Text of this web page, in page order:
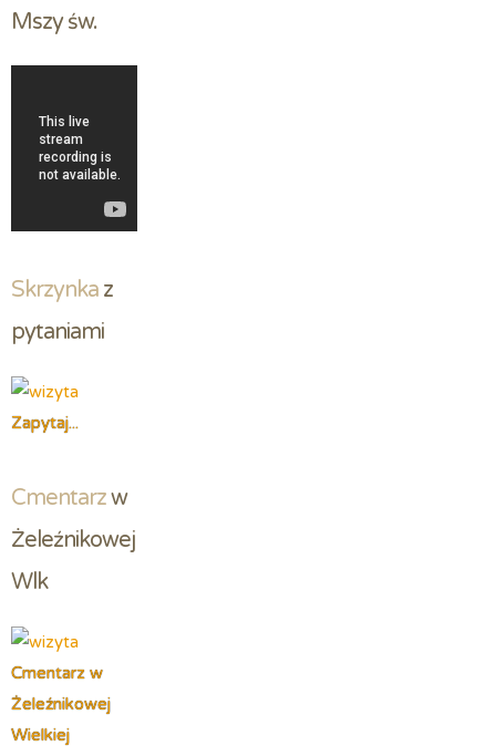
Mszy św.
Skrzynka z
pytaniami
Zapytaj...
Cmentarz w
Żeleźnikowej
Wlk
Cmentarz w
Żeleźnikowej
Wielkiej